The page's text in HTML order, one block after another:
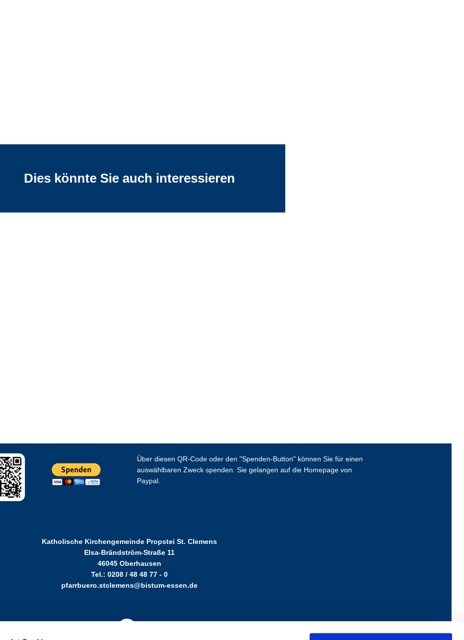
Dies könnte Sie auch interessieren
Über diesen QR-Code oder den "Spenden-Button" können Sie für einen
auswählbaren Zweck spenden. Sie gelangen auf die Homepage von
Paypal.
Katholische Kirchengemeinde Propstei St. Clemens
Elsa-Brändström-Straße 11
46045 Oberhausen
Tel.: 0208 / 48 48 77 - 0
pfarrbuero.stclemens@bistum-essen.de